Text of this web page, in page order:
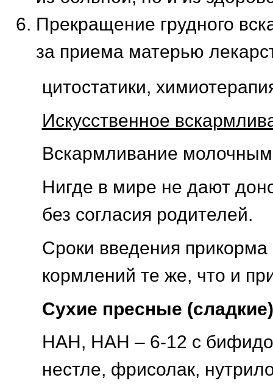
Прекращение грудного
за приема матерью
цитостатики,
Искусственное
Вскармливание
Нигде в мире не дают
без согласия родителей.
Сроки введения прикорма
кормлений те же, что и
Сухие пресные
НАН, НАН – 6-12 с
нестле, фрисолак,